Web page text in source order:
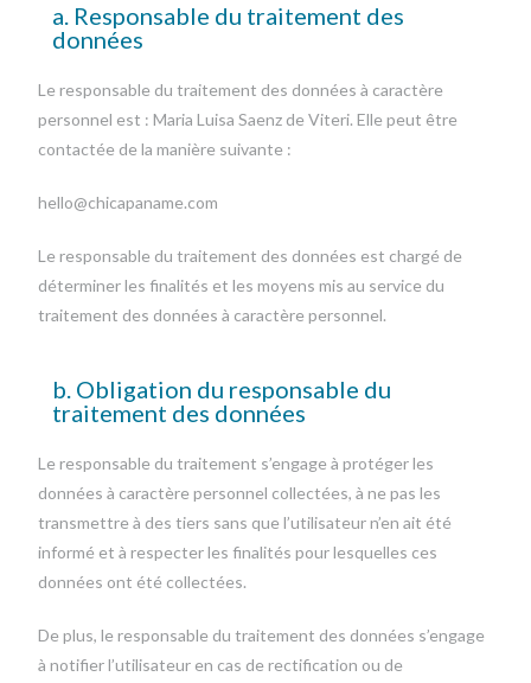
a. Responsable du traitement des
données
Le responsable du traitement des données à caractère
personnel est : Maria Luisa Saenz de Viteri. Elle peut être
contactée de la manière suivante :
hello@chicapaname.com
Le responsable du traitement des données est chargé de
déterminer les finalités et les moyens mis au service du
traitement des données à caractère personnel.
b. Obligation du responsable du
traitement des données
Le responsable du traitement s’engage à protéger les
données à caractère personnel collectées, à ne pas les
transmettre à des tiers sans que l’utilisateur n’en ait été
informé et à respecter les finalités pour lesquelles ces
données ont été collectées.
De plus, le responsable du traitement des données s’engage
à notifier l’utilisateur en cas de rectification ou de